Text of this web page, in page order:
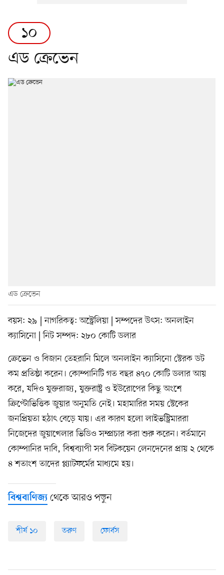
১০
এড ক্রেভেন
এড ক্রেভেন
বয়স: ২৯ | নাগরিকত্ব: অস্ট্রেলিয়া | সম্পদের উৎস: অনলাইন
ক্যাসিনো | নিট সম্পদ: ২৮০ কোটি ডলার
ক্রেভেন ও বিজান তেহরানি মিলে অনলাইন ক্যাসিনো স্টেরক ডট
কম প্রতিষ্ঠা করেন। কোম্পানিটি গত বছর ৪৭০ কোটি ডলার আয়
করে, যদিও যুক্তরাজ্য, যুক্তরাষ্ট্র ও ইউরোপের কিছু অংশে
ক্রিপ্টোভিত্তিক জুয়ার অনুমতি নেই। মহামারির সময় স্টেকের
জনপ্রিয়তা হঠাৎ বেড়ে যায়। এর কারণ হলো লাইভস্ট্রিমাররা
নিজেদের জুয়াখেলার ভিডিও সম্প্রচার করা শুরু করেন। বর্তমানে
কোম্পানির দাবি, বিশ্বব্যাপী সব বিটকয়েন লেনদেনের প্রায় ২ থেকে
৪ শতাংশ তাদের প্ল্যাটফর্মের মাধ্যমে হয়।
বিশ্ববাণিজ্য থেকে আরও পড়ুন
শীর্ষ ১০ তরুণ ফোর্বস